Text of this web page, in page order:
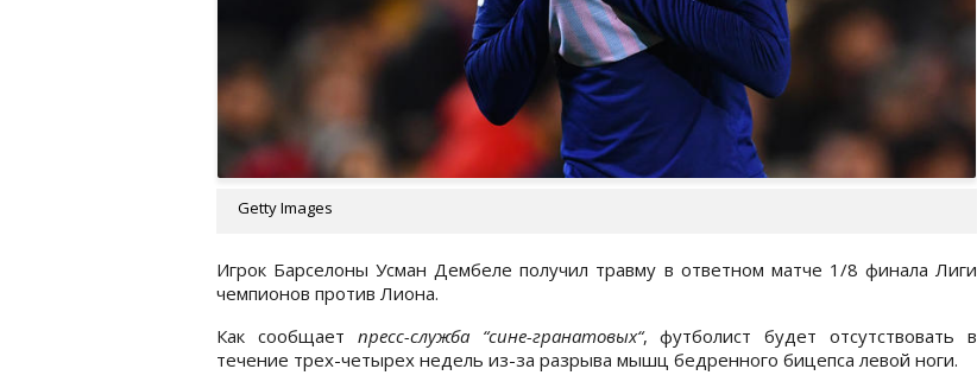
Getty Images
Игрок Барселоны Усман Дембеле получил травму в ответном матче 1/8 финала Лиги
чемпионов против Лиона.
Как сообщает пресс-служба “сине-гранатовых“, футболист будет отсутствовать в
течение трех-четырех недель из-за разрыва мышц бедренного бицепса левой ноги.